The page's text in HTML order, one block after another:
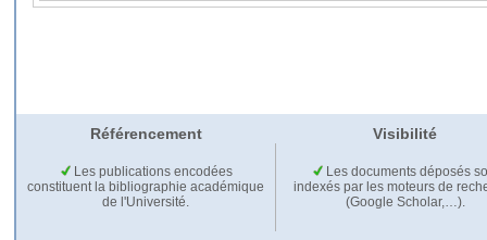
Référencement Visibilité
Les publications encodées
constituent la bibliographie académique
de l'Université.
Les documents déposés
indexés par les moteurs de
(Google Scholar,…).